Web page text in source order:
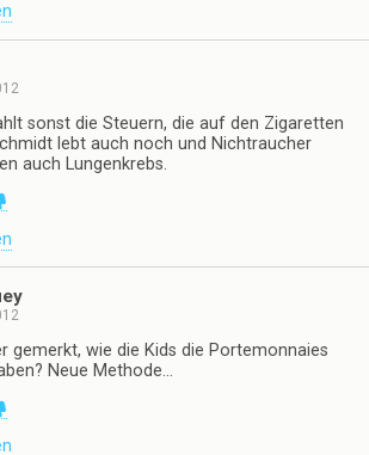
Menschen (oder auch Raucher) fallen
immer wieder Ausreden („Wer bezahlt
die auf den Zigaretten liegen..“,
ein, um sich nicht eingestehen
sind nicht belehrbar. Sie lesen das
müde, sich überlegend fühlend.
die Lungenkrebs überlebt haben
durchs Rauchen verursacht) rauchen
mit Beipässen rauchen weiter.
tun alles. Alles, außer aufhören zu
Menschen suchen in diesem Text
um mit der Kippe im Mund